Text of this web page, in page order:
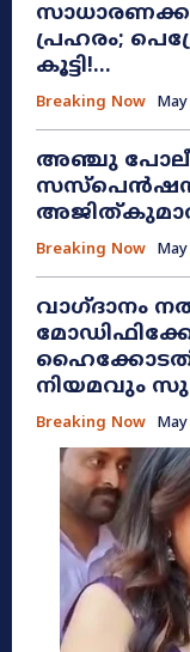
പ്രഹരം;
കൂട്ടി!...
Breaking Now
അഞ്ചു
Breaking Now
വാഗ്ദാനം
നിയമവും
Breaking Now